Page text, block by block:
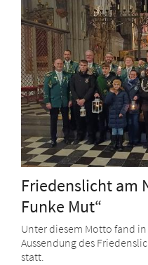
Friedenslicht am
Funke Mut“
Unter diesem Motto fand
Aussendung des
statt.